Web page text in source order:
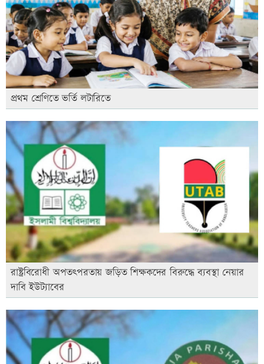
প্রথম শ্রেণিতে ভর্তি লটারিতে
রাষ্ট্রবিরোধী অপতৎপরতায় জড়িত শিক্ষকদের বিরুদ্ধে ব্যবস্থা নেয়ার
দাবি ইউট্যাবের